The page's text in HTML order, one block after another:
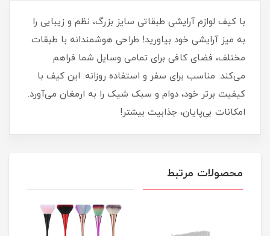
با کیف لوازم آرایشی طبقاتی سایز بزرگ، نظم و زیبایی را
به میز آرایشی خود بیاورید! طراحی هوشمندانه با طبقات
مختلف، فضای کافی برای تمامی وسایل شما فراهم
می‌کند. مناسب برای سفر و استفاده روزانه. این کیف با
کیفیت برتر خود، دوام و سبک شیک را به ارمغان می‌آورد.
امکانات بی‌پایان، جذابیت بیشتر!
محصولات مرتبط